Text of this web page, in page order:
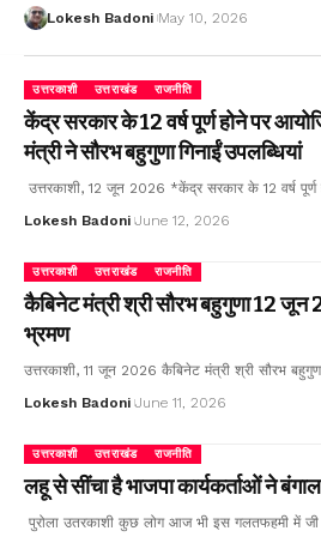
Lokesh Badoni May 10, 2026
उत्तरकाशी उत्तराखंड राजनीति
केंद्र सरकार के 12 वर्ष पूर्ण होने पर
मंत्री ने सौरभ बहुगुणा गिनाईं उपलब्धियां
उत्तरकाशी, 12 जून 2026 *केंद्र सरकार के 12 वर्ष
Lokesh Badoni June 12, 2026
उत्तरकाशी उत्तराखंड राजनीति
कैबिनेट मंत्री श्री सौरभ बहुगुणा 12
भ्रमण
उत्तरकाशी, 11 जून 2026 कैबिनेट मंत्री श्री सौरभ
Lokesh Badoni June 11, 2026
उत्तरकाशी उत्तराखंड राजनीति
लहू से सींचा है भाजपा कार्यकर्ताओं ने
पुरोला उतरकाशी कुछ लोग आज भी इस गलतफहमी में